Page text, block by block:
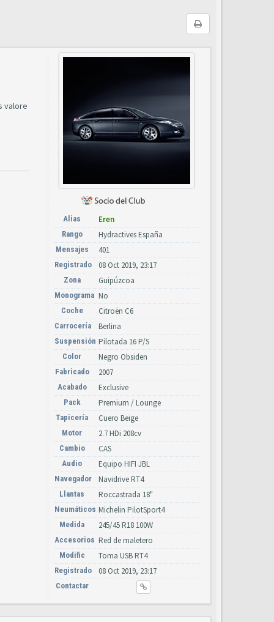
valore
Alias Eren
Rango Hydractives España
Mensajes 401
Registrado 08 Oct 2019, 23:17
Zona Guipúzcoa
Monograma No
Coche Citroën C6
Carrocería Berlina
Suspensión Pilotada 16 P/S
Color Negro Obsiden
Fabricado 2007
Acabado Exclusive
Pack Premium / Lounge
Tapicería Cuero Beige
Motor 2.7 HDi 208cv
Cambio CAS
Audio Equipo HIFI JBL
Navegador Navidrive RT4
Llantas Roccastrada 18"
Neumáticos Michelin PilotSport4
Medida 245/45 R18 100W
Accesorios Red de maletero
Modific Toma USB RT4
Registrado 08 Oct 2019, 23:17
Contactar